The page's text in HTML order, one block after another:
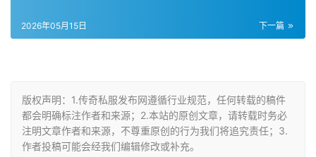
下一篇
2026年05月15日
版权声明：1.传奇私服发布网遵循行业规范，任何转载的稿件
都会明确标注作者和来源；2.本站的原创文章，请转载时务必
注明文章作者和来源，不尊重原创的行为我们将追究责任；3.
作者投稿可能会经我们编辑修改或补充。